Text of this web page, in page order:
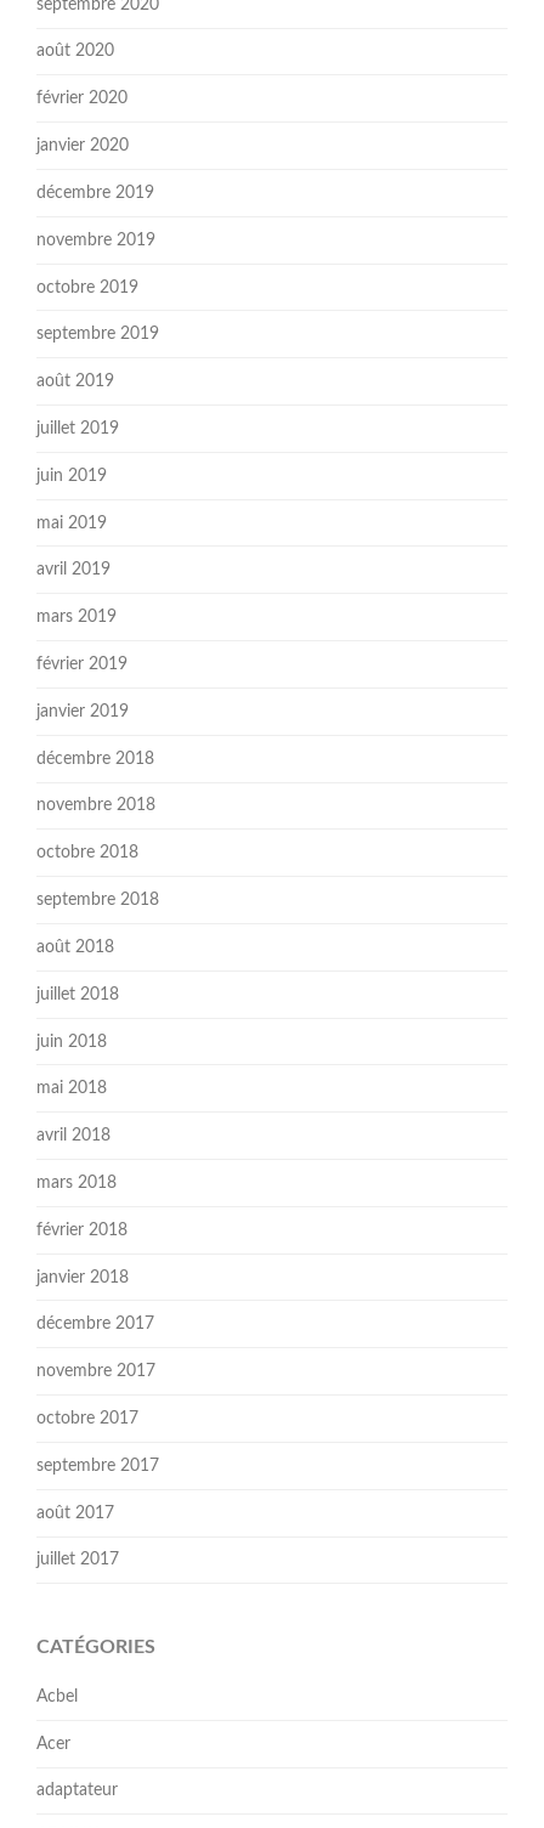
septembre 2020
août 2020
février 2020
janvier 2020
décembre 2019
novembre 2019
octobre 2019
septembre 2019
août 2019
juillet 2019
juin 2019
mai 2019
avril 2019
mars 2019
février 2019
janvier 2019
décembre 2018
novembre 2018
octobre 2018
septembre 2018
août 2018
juillet 2018
juin 2018
mai 2018
avril 2018
mars 2018
février 2018
janvier 2018
décembre 2017
novembre 2017
octobre 2017
septembre 2017
août 2017
juillet 2017
CATÉGORIES
Acbel
Acer
adaptateur